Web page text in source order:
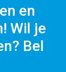
en
Wil je
Bel